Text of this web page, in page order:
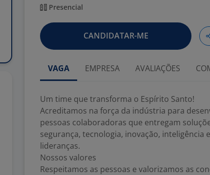
Presencial
CANDIDATAR-ME
VAGA EMPRESA AVALIAÇÕES
Um time que transforma o Espírito Santo!
Acreditamos na força da indústria para
pessoas colaboradoras que entregam
segurança, tecnologia, inovação, inteligência
lideranças.
Nossos valores
Respeitamos as pessoas e valorizamos as